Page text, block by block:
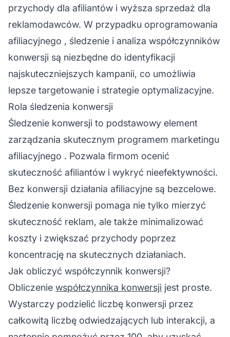
przychody dla afiliantów i wyższa sprzedaż dla
reklamodawców. W przypadku oprogramowania
afiliacyjnego , śledzenie i analiza współczynników
konwersji są niezbędne do identyfikacji
najskuteczniejszych kampanii, co umożliwia
lepsze targetowanie i strategie optymalizacyjne.
Rola śledzenia konwersji
Śledzenie konwersji to podstawowy element
zarządzania skutecznym programem marketingu
afiliacyjnego . Pozwala firmom ocenić
skuteczność afiliantów i wykryć nieefektywności.
Bez konwersji działania afiliacyjne są bezcelowe.
Śledzenie konwersji pomaga nie tylko mierzyć
skuteczność reklam, ale także minimalizować
koszty i zwiększać przychody poprzez
koncentrację na skutecznych działaniach.
Jak obliczyć współczynnik konwersji?
Obliczenie współczynnika konwersji jest proste.
Wystarczy podzielić liczbę konwersji przez
całkowitą liczbę odwiedzających lub interakcji, a